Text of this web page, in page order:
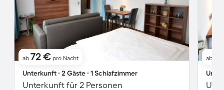
ab 72 € pro Nacht
Unterkunft ∙ 2 Gäste ∙ 1 Schlafzimmer
Unterkunft für 2 Personen
ab